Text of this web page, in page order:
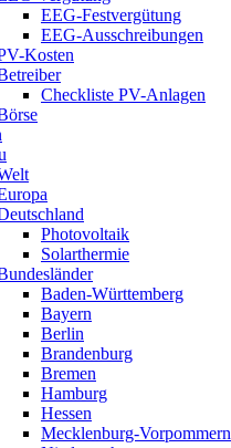
EEG-Festvergütung
EEG-Ausschreibungen
Kosten
Checkliste PV-Anlagen
Photovoltaik
Solarthermie
Baden-Württemberg
Bayern
Berlin
Brandenburg
Bremen
Hamburg
Hessen
Mecklenburg-Vorpommern